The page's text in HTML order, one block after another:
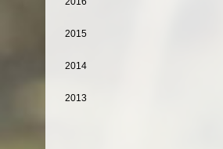
2015
2014
2013